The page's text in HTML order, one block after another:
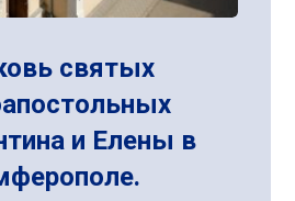
святых
и Елены в